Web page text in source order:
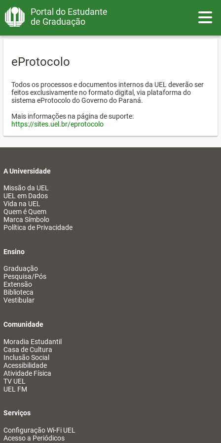
Portal do Estudante
de Graduação
eProtocolo
Todos os processos e documentos internos da UEL deverão ser
feitos exclusivamente no formato digital, via plataforma do
sistema eProtocolo do Governo do Paraná.
Mais informações na página de suporte:
https://sites.uel.br/eprotocolo
A Universidade
Missão da UEL
UEL em Dados
Vida na UEL
Quem é Quem
Marca Símbolo
Política de Privacidade
Ensino
Graduação
Pesquisa/Pós
Extensão
Biblioteca
Vestibular
Comunidade
Moradia Estudantil
Casa de Cultura
Inclusão Social
Acessibilidade
Atividade Física
TV UEL
UEL FM
Serviços
Configuração Wi-Fi UEL
Acesso a Periódicos